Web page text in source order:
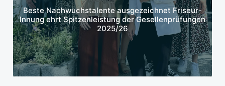
Beste Nachwuchstalente ausgezeichnet Friseur-
Innung ehrt Spitzenleistung der Gesellenprüfungen
2025/26